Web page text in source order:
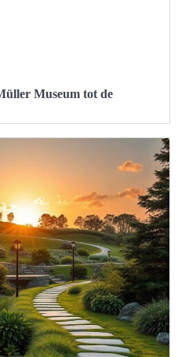
Museum tot de